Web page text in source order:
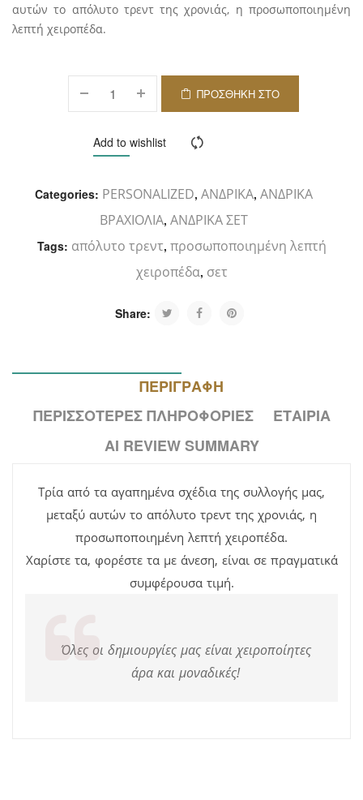
αυτών το απόλυτο τρεντ της χρονιάς, η προσωποποιημένη
λεπτή χειροπέδα.
ΠΡΟΣΘΉΚΗ ΣΤΟ
Add to wishlist
Categories: PERSONALIZED, ΑΝΔΡΙΚΑ, ΑΝΔΡΙΚΑ
ΒΡΑΧΙΟΛΙΑ, ΑΝΔΡΙΚΑ ΣΕΤ
Tags: απόλυτο τρεντ, προσωποποιημένη λεπτή
χειροπέδα, σετ
Share:
ΠΕΡΙΓΡΑΦΉ
ΠΕΡΙΣΣΌΤΕΡΕΣ ΠΛΗΡΟΦΟΡΊΕΣ
ΕΤΑΙΡΊΑ
AI REVIEW SUMMARY
Τρία από τα αγαπημένα σχέδια της συλλογής μας,
μεταξύ αυτών το απόλυτο τρεντ της χρονιάς, η
προσωποποιημένη λεπτή χειροπέδα.
Χαρίστε τα, φορέστε τα με άνεση, είναι σε πραγματικά
συμφέρουσα τιμή.
Όλες οι δημιουργίες μας είναι χειροποίητες
άρα και μοναδικές!